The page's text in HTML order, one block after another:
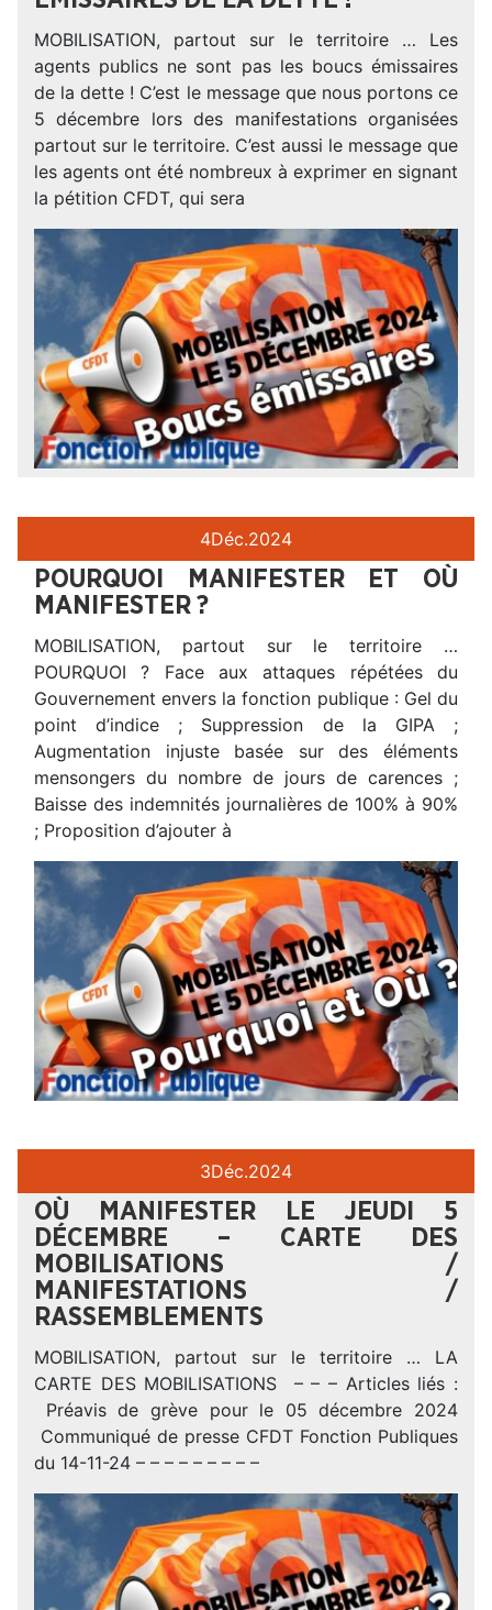
MOBILISATION, partout sur le territoire … Les
agents publics ne sont pas les boucs émissaires
de la dette ! C’est le message que nous portons ce
5 décembre lors des manifestations organisées
partout sur le territoire. C’est aussi le message que
les agents ont été nombreux à exprimer en signant
la pétition CFDT, qui sera
4Déc.2024
POURQUOI MANIFESTER ET OÙ
MANIFESTER ?
MOBILISATION, partout sur le territoire …
POURQUOI ? Face aux attaques répétées du
Gouvernement envers la fonction publique : Gel du
point d’indice ; Suppression de la GIPA ;
Augmentation injuste basée sur des éléments
mensongers du nombre de jours de carences ;
Baisse des indemnités journalières de 100% à 90%
; Proposition d’ajouter à
3Déc.2024
OÙ MANIFESTER LE JEUDI 5
DÉCEMBRE – CARTE DES
MOBILISATIONS /
MANIFESTATIONS /
RASSEMBLEMENTS
MOBILISATION, partout sur le territoire … LA
CARTE DES MOBILISATIONS – – – Articles liés :
Préavis de grève pour le 05 décembre 2024
Communiqué de presse CFDT Fonction Publiques
du 14-11-24 – – – – – – – – –